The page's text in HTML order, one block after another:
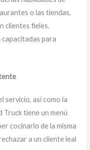
o las tiendas,
clientes fieles.
para
servicio, así como la
Truck tiene un menú
cocinarlo de la misma
a un cliente leal